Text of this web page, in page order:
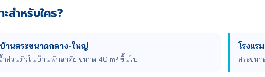
ะสำหรับใคร?
บ้านสระขนาดกลาง-ใหญ่
ำส่วนตัวในบ้านพักอาศัย ขนาด 40 m³ ขึ้นไป
โรงแร
สระขน